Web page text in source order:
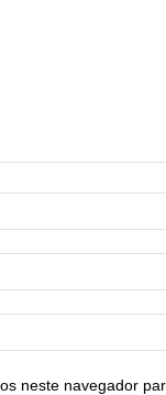
neste navegador